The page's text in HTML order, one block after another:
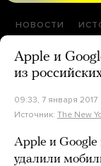
НОВОСТИ
Apple и
из
09:33, 7 января 2017
Источник: The New
Apple и Google
удалили